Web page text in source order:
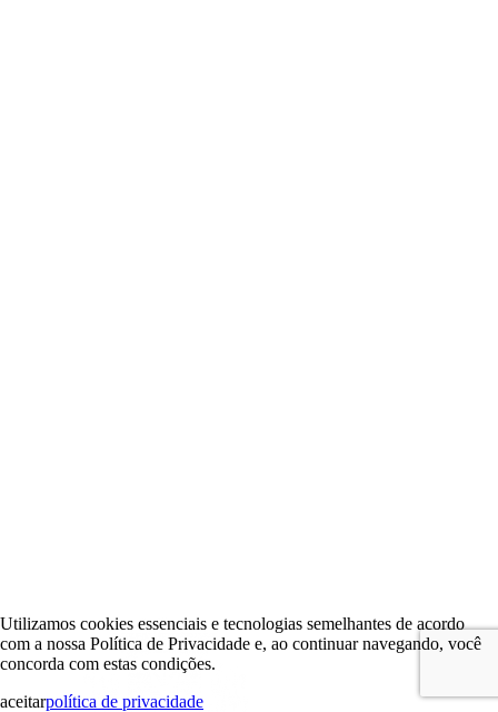
Utilizamos cookies essenciais e tecnologias semelhantes de acordo
com a nossa Política de Privacidade e, ao continuar navegando, você
concorda com estas condições.
aceitarpolítica de privacidade